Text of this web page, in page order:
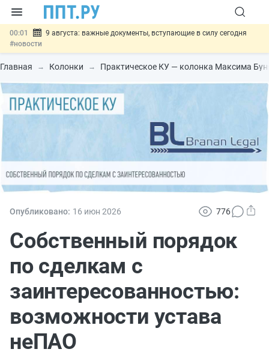
00:01
9 августа: важные документы, вступающие в силу сегодня
#новости
07.08 Подписан закон о блокировке продажи опасных товаров через
«Честный знак»#новости
07.08 Госпошлину за устранение ошибок в документах предлагают
отменить #новости
Разработают единые критерии трудовых и ГПХ-
Главная Колонки Практическое КУ — колонка Максима
Опубликовано: 16 июн 2026 776
Собственный порядок
по сделкам с
заинтересованностью:
возможности устава
неПАО